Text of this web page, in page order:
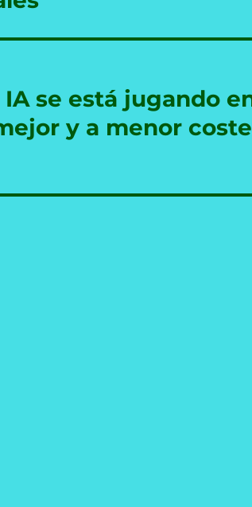
se está jugando
y a menor